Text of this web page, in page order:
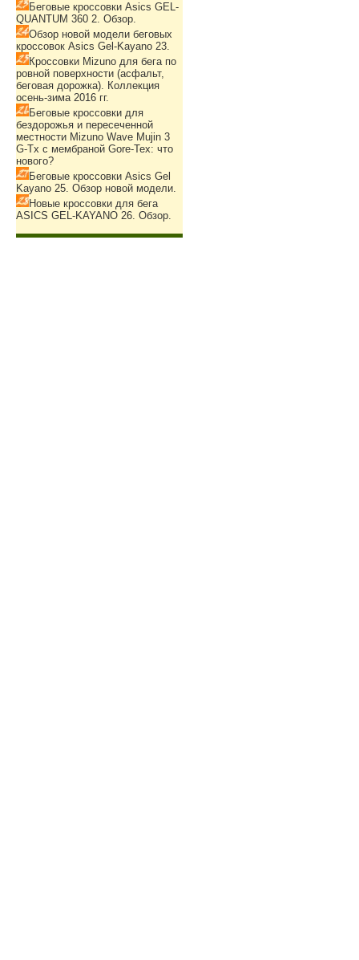
Беговые кроссовки Asics GEL-
QUANTUM 360 2. Обзор.
Обзор новой модели беговых
кроссовок Asics Gel-Kayano 23.
Кроссовки Mizuno для бега по
ровной поверхности (асфальт,
беговая дорожка). Коллекция
осень-зима 2016 гг.
Беговые кроссовки для
бездорожья и пересеченной
местности Mizuno Wave Mujin 3
G-Tx с мембраной Gore-Tex: что
нового?
Беговые кроссовки Asics Gel
Kayano 25. Обзор новой модели.
Новые кроссовки для бега
ASICS GEL-KAYANO 26. Обзор.